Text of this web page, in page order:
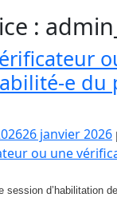
:
e du
26 janvier 2026
session d’habilitation